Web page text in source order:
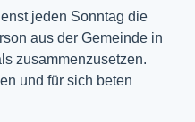
jeden Sonntag die
aus der Gemeinde in
zusammenzusetzen.
und für sich beten